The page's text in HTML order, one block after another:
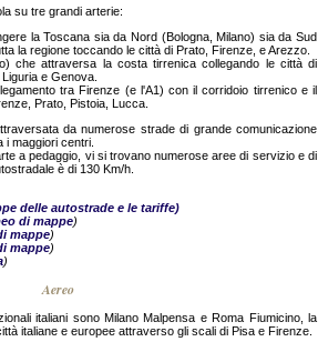
su tre grandi arterie:
la Toscana sia da Nord (Bologna, Milano) sia da Sud
la regione toccando le città di Prato, Firenze, e Arezzo.
che attraversa la costa tirrenica collegando le città di
e Genova.
tra Firenze (e l'A1) con il corridoio tirrenico e il
Prato, Pistoia, Lucca.
da numerose strade di grande comunicazione
i maggiori centri.
a pedaggio, vi si trovano numerose aree di servizio e di
è di 130 Km/h.
delle autostrade e le tariffe)
di mappe)
mappe)
mappe)
)
Aereo
italiani sono Milano Malpensa e Roma Fiumicino, la
italiane e europee attraverso gli scali di Pisa e Firenze.